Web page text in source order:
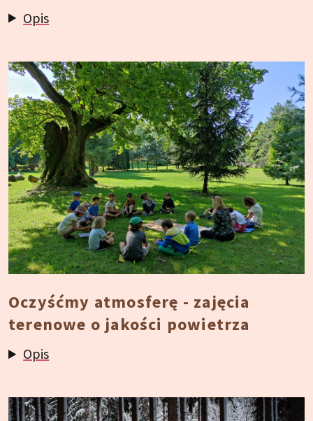
Opis
Oczyśćmy atmosferę - zajęcia
terenowe o jakości powietrza
Opis